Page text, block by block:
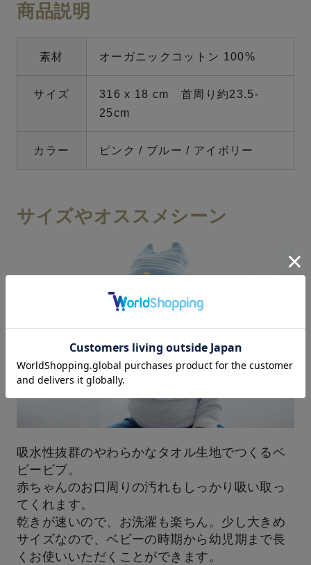
商品説明
素材 オーガニックコットン 100%
サイズ
316 x 18 cm 首周り約23.5-
25cm
カラー ピンク / ブルー / アイボリー
サイズやオススメシーン
吸水性抜群のやわらかなタオル生地でつくるベ
ビービブ。
赤ちゃんのお口周りの汚れもしっかり吸い取っ
てくれます。
乾きが速いので、お洗濯も楽ちん。少し大きめ
サイズなので、ベビーの時期から幼児期まで長
くお使いいただくことができます。